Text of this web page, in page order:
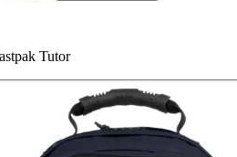
Tutor